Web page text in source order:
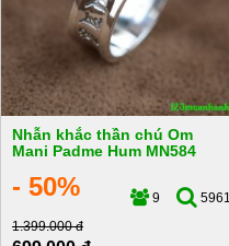
Nhẫn khắc thần chú Om
Mani Padme Hum MN584
- 50% 9
5961
1.399.000 đ